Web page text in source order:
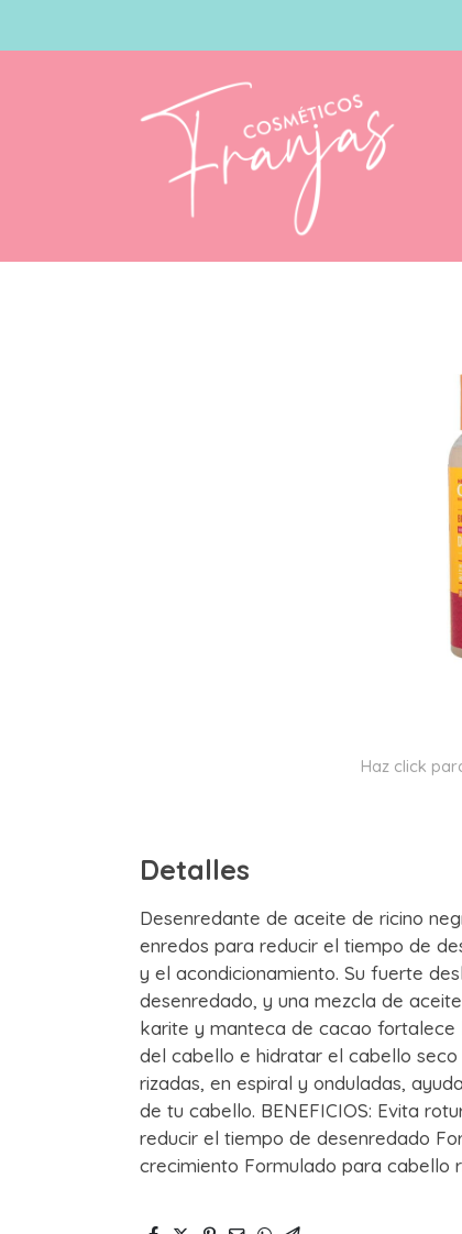
Cantu Jamaican Black
Haz click
Detalles
Desenredante de aceite de ricino
enredos para reducir el tiempo de
y el acondicionamiento. Su fuerte
desenredado, y una mezcla de
karite y manteca de cacao
del cabello e hidratar el cabello
rizadas, en espiral y onduladas,
de tu cabello. BENEFICIOS: Evita
reducir el tiempo de desenredado
crecimiento Formulado para cabello